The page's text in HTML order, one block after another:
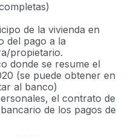
de la vivienda en
del pago a la
propietario.
donde se resume el
(se puede obtener en
al banco)
el contrato de
de los pagos de